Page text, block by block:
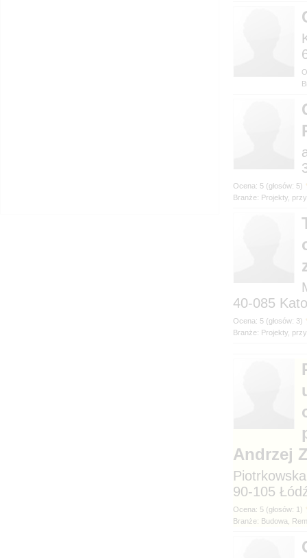
Branże: Projekty,
40-085
Branże: Projekty,
Andrzej
90-105
Branże: Budowa,